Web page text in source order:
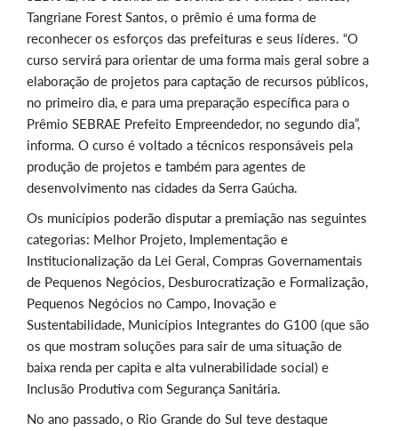
Tangriane Forest Santos, o prêmio é uma forma de
reconhecer os esforços das prefeituras e seus líderes. “O
curso servirá para orientar de uma forma mais geral sobre a
elaboração de projetos para captação de recursos públicos,
no primeiro dia, e para uma preparação específica para o
Prêmio SEBRAE Prefeito Empreendedor, no segundo dia”,
informa. O curso é voltado a técnicos responsáveis pela
produção de projetos e também para agentes de
desenvolvimento nas cidades da Serra Gaúcha.
Os municípios poderão disputar a premiação nas seguintes
categorias: Melhor Projeto, Implementação e
Institucionalização da Lei Geral, Compras Governamentais
de Pequenos Negócios, Desburocratização e Formalização,
Pequenos Negócios no Campo, Inovação e
Sustentabilidade, Municípios Integrantes do G100 (que são
os que mostram soluções para sair de uma situação de
baixa renda per capita e alta vulnerabilidade social) e
Inclusão Produtiva com Segurança Sanitária.
No ano passado, o Rio Grande do Sul teve destaque